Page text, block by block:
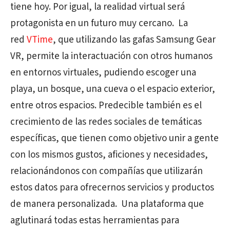
tiene hoy. Por igual, la realidad virtual será
protagonista en un futuro muy cercano. La
red VTime, que utilizando las gafas Samsung Gear
VR, permite la interactuación con otros humanos
en entornos virtuales, pudiendo escoger una
playa, un bosque, una cueva o el espacio exterior,
entre otros espacios. Predecible también es el
crecimiento de las redes sociales de temáticas
específicas, que tienen como objetivo unir a gente
con los mismos gustos, aficiones y necesidades,
relacionándonos con compañías que utilizarán
estos datos para ofrecernos servicios y productos
de manera personalizada. Una plataforma que
aglutinará todas estas herramientas para